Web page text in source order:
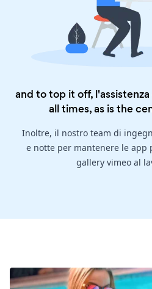
and to top it off,
all times, as is the
Inoltre, il nostro team di
e notte per mantenere le app
gallery vimeo al